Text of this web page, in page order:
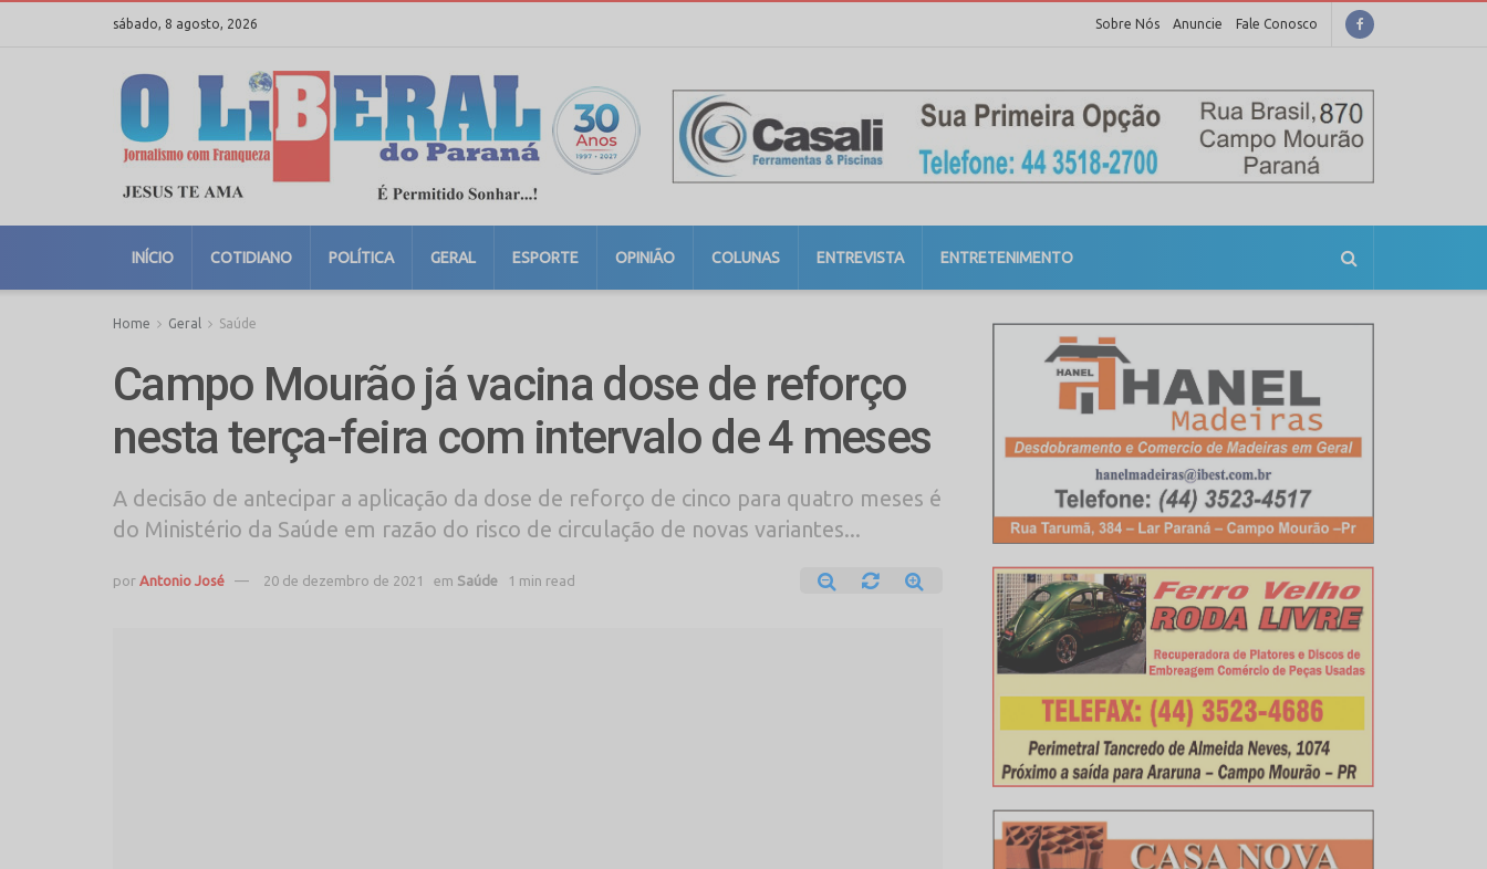
sábado, 8 agosto, 2026 Sobre Nós Anuncie Fale Conosco
INÍCIO COTIDIANO POLÍTICA GERAL ESPORTE OPINIÃO COLUNAS ENTREVISTA ENTRETENIMENTO
Home Geral Saúde
Campo Mourão já vacina dose de reforço
nesta terça-feira com intervalo de 4 meses
A decisão de antecipar a aplicação da dose de reforço de cinco para quatro meses é
do Ministério da Saúde em razão do risco de circulação de novas variantes...
por Antonio José 20 de dezembro de 2021 em Saúde 1 min read